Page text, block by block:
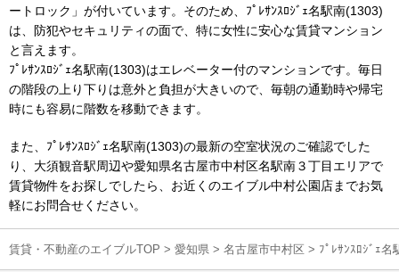
ートロック」が付いています。そのため、ﾌﾟﾚｻﾝｽﾛｼﾞｪ名駅南(1303)
は、防犯やセキュリティの面で、特に女性に安心な賃貸マンション
と言えます。
ﾌﾟﾚｻﾝｽﾛｼﾞｪ名駅南(1303)はエレベーター付のマンションです。毎日
の階段の上り下りは意外と負担が大きいので、毎朝の通勤時や帰宅
時にも容易に階数を移動できます。
また、ﾌﾟﾚｻﾝｽﾛｼﾞｪ名駅南(1303)の最新の空室状況のご確認でした
り、大須観音駅周辺や愛知県名古屋市中村区名駅南３丁目エリアで
賃貸物件をお探しでしたら、お近くのエイブル中村公園店までお気
軽にお問合せください。
賃貸・不動産のエイブルTOP > 愛知県 > 名古屋市中村区 > ﾌﾟﾚｻﾝｽﾛｼﾞｪ名